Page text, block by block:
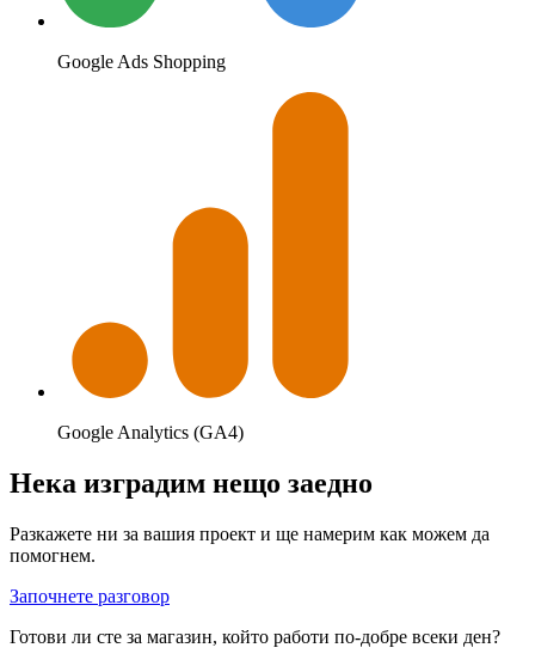
Google Ads Shopping
Google Analytics (GA4)
Нека изградим нещо заедно
Разкажете ни за вашия проект и ще намерим как можем да
помогнем.
Започнете разговор
Готови ли сте за магазин, който работи по-добре всеки ден?